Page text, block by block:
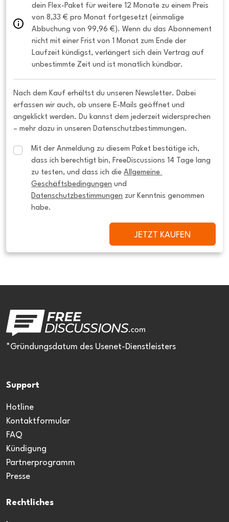
dein Flex-Paket für weitere 12 Monate zu einem Preis
von 8,33 € pro Monat fortgesetzt (einmalige
Abbuchung von 99,96 €). Wenn du das Abonnement
nicht mit einer Frist von 1 Monat zum Ende der
Laufzeit kündigst, verlängert sich dein Vertrag auf
unbestimmte Zeit und ist monatlich kündbar.
Nach dem Kauf erhältst du unseren Newsletter. Dabei
erfassen wir auch, ob unsere E-Mails geöffnet und
angeklickt werden. Du kannst dem jederzeit widersprechen
– mehr dazu in unseren Datenschutzbestimmungen.
Mit der Anmeldung zu diesem Paket bestätige ich,
dass ich berechtigt bin, FreeDiscussions 14 Tage lang
zu testen, und dass ich die Allgemeine
Geschäftsbedingungen
Datenschutzbestimmungen zur Kenntnis genommen
habe.
JETZT KAUFEN
*Gründungsdatum des Usenet-Dienstleisters
Support
Hotline
Kontaktformular
FAQ
Kündigung
Partnerprogramm
Presse
Rechtliches